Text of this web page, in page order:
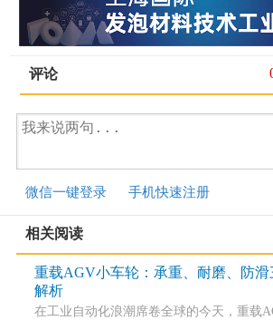
评论
微信一键登录 手机快速注册
相关阅读
重载AGV小车轮：承重、耐磨、防
解析
在工业自动化浪潮席卷全球的今天，重载